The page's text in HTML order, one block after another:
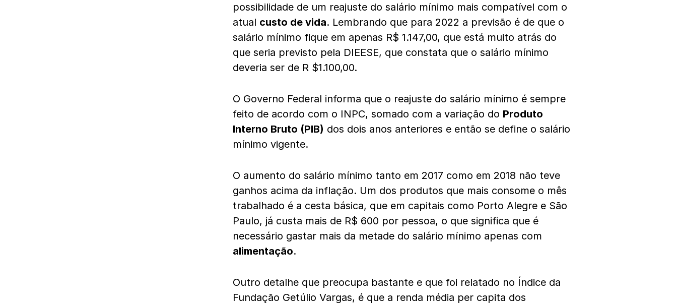
possibilidade de um reajuste do salário mínimo mais compatível com o
atual custo de vida. Lembrando que para 2022 a previsão é de que o
salário mínimo fique em apenas R$ 1.147,00, que está muito atrás do
que seria previsto pela DIEESE, que constata que o salário mínimo
deveria ser de R $1.100,00.
O Governo Federal informa que o reajuste do salário mínimo é sempre
feito de acordo com o INPC, somado com a variação do Produto
Interno Bruto (PIB) dos dois anos anteriores e então se define o salário
mínimo vigente.
O aumento do salário mínimo tanto em 2017 como em 2018 não teve
ganhos acima da inflação. Um dos produtos que mais consome o mês
trabalhado é a cesta básica, que em capitais como Porto Alegre e São
Paulo, já custa mais de R$ 600 por pessoa, o que significa que é
necessário gastar mais da metade do salário mínimo apenas com
alimentação.
Outro detalhe que preocupa bastante e que foi relatado no Índice da
Fundação Getúlio Vargas, é que a renda média per capita dos